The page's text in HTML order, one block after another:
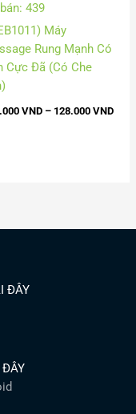
439
Máy
Rung Mạnh Có
Cực Đã (Có Che
VND – 128.000 VND
ĐÂY
ĐÂY